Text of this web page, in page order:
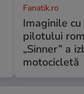
Fanatik.ro
Imaginile
pilotului
„Sinner” a
motocicletă